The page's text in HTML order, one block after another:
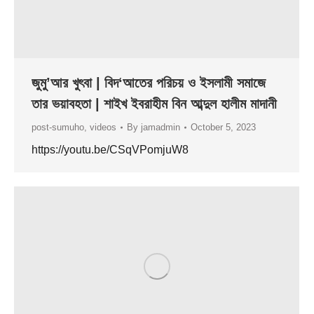
জুমু’আর খুৎবা | বিদ‘আতের পরিচয় ও ইসলামী সমাজে
তার ভয়াবহতা | শাইখ ইবরাহীম বিন আব্দুল হালীম মাদানী
post-sumuho, videos By jamadmin October 5, 2023
https://youtu.be/CSqVPomjuW8